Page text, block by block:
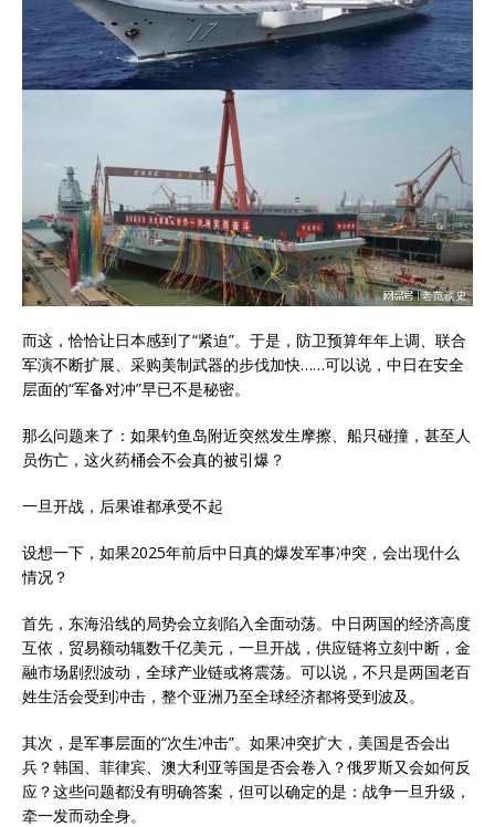
而这，恰恰让日本感到了“紧迫”。于是，防卫预算年年上调、联合
军演不断扩展、采购美制武器的步伐加快……可以说，中日在安全
层面的“军备对冲”早已不是秘密。
那么问题来了：如果钓鱼岛附近突然发生摩擦、船只碰撞，甚至人
员伤亡，这火药桶会不会真的被引爆？
一旦开战，后果谁都承受不起
设想一下，如果2025年前后中日真的爆发军事冲突，会出现什么
情况？
首先，东海沿线的局势会立刻陷入全面动荡。中日两国的经济高度
互依，贸易额动辄数千亿美元，一旦开战，供应链将立刻中断，金
融市场剧烈波动，全球产业链或将震荡。可以说，不只是两国老百
姓生活会受到冲击，整个亚洲乃至全球经济都将受到波及。
其次，是军事层面的“次生冲击”。如果冲突扩大，美国是否会出
兵？韩国、菲律宾、澳大利亚等国是否会卷入？俄罗斯又会如何反
应？这些问题都没有明确答案，但可以确定的是：战争一旦升级，
牵一发而动全身。